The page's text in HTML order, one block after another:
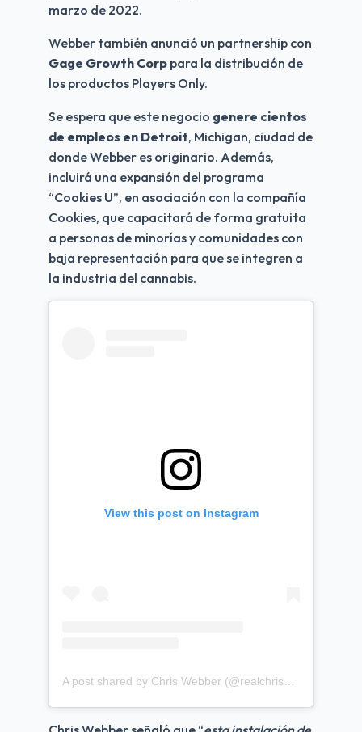
marzo de 2022.
Gage Growth Corp para la distribución de
los productos Players Only.
Se espera que este negocio genere cientos
de empleos en Detroit, Michigan, ciudad de
donde Webber es originario. Además,
incluirá una expansión del programa
“Cookies U”, en asociación con la compañía
Cookies, que capacitará de forma gratuita
a personas de minorías y comunidades con
baja representación para que se integren a
la industria del cannabis.
View this post on Instagram
A post shared by Chris Webber (@realchriswebber)